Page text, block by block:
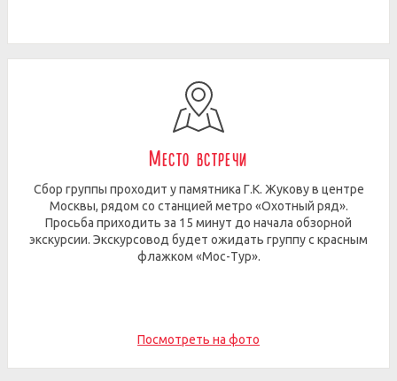
Место встречи
Сбор группы проходит у памятника Г.К. Жукову в центре
Москвы, рядом со станцией метро «Охотный ряд».
Просьба приходить за 15 минут до начала обзорной
экскурсии. Экскурсовод будет ожидать группу с красным
флажком «Мос-Тур».
Посмотреть на фото